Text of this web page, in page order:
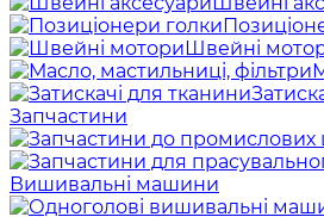
Швейні
Запчастини
Вишивальні машини